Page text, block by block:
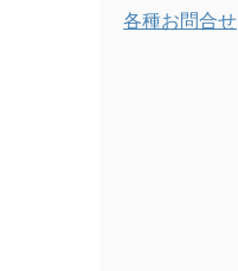
各種お問合せ